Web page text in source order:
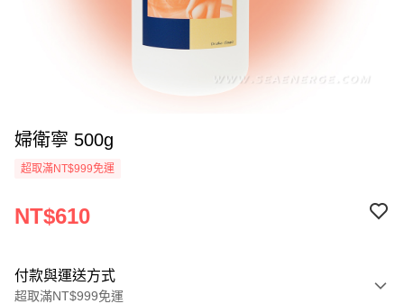
婦衛寧 500g
超取滿NT$999免運
NT$610
付款與運送方式
超取滿NT$999免運